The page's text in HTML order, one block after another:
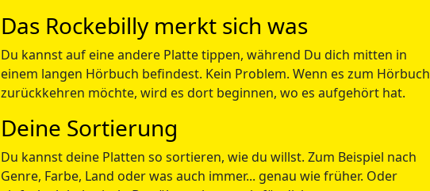
Das Rockebilly merkt sich was
Du kannst auf eine andere Platte tippen, während Du dich mitten in
einem langen Hörbuch befindest. Kein Problem. Wenn es zum Hörbuch
zurückkehren möchte, wird es dort beginnen, wo es aufgehört hat.
Deine Sortierung
Du kannst deine Platten so sortieren, wie du willst. Zum Beispiel nach
Genre, Farbe, Land oder was auch immer... genau wie früher. Oder